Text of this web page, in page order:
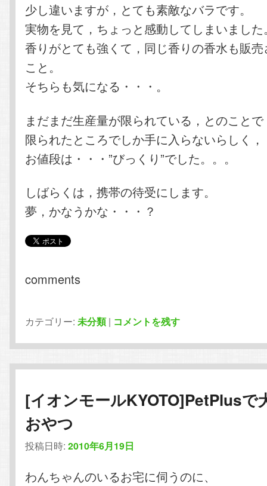
少し違いますが，とても素敵なバラです。
実物を見て，ちょっと感動してしまいました
香りがとても強くて，同じ香りの香水も販
こと。
そちらも気になる・・・。
まだまだ生産量が限られている，とのことで
限られたところでしか手に入らないらしく，
お値段は・・・”びっくり”でした。。。
しばらくは，携帯の待受にします。
夢，かなうかな・・・？
comments
カテゴリー: 未分類 | コメントを残す
[イオンモールKYOTO]PetPlusで
おやつ
投稿日時:2010年6月19日
わんちゃんのいるお宅に伺うのに、